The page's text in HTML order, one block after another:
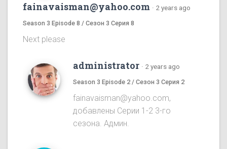
fainavaisman@yahoo.com · 2 years ago
Season 3 Episode 8 / Сезон 3 Серия 8
Next please
administrator · 2 years ago
Season 3 Episode 2 / Сезон 3 Серия 2
fainavaisman@yahoo.com,
добавлены Серии 1-2 3-го
сезона. Админ.